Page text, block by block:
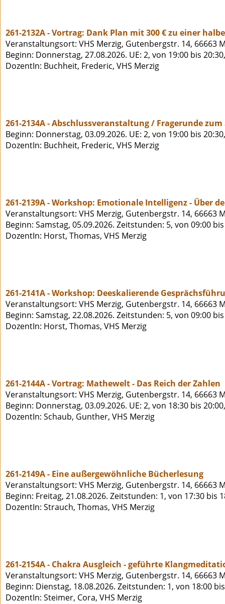
261-2132A - Vortrag: Dank Plan mit 300 € zu einer
Veranstaltungsort: VHS Merzig, Gutenbergstr. 14, 66663
Beginn: Donnerstag, 27.08.2026. UE: 2, von 19:00 bis
DozentIn: Buchheit, Frederic, VHS Merzig
261-2134A - Abschlussveranstaltung / Fragerunde
Beginn: Donnerstag, 03.09.2026. UE: 2, von 19:00 bis
DozentIn: Buchheit, Frederic, VHS Merzig
261-2139A - Workshop: Emotionale Intelligenz - Über
Veranstaltungsort: VHS Merzig, Gutenbergstr. 14, 66663
Beginn: Samstag, 05.09.2026. Zeitstunden: 5, von 09:00
DozentIn: Horst, Thomas, VHS Merzig
261-2141A - Workshop: Deeskalierende
Veranstaltungsort: VHS Merzig, Gutenbergstr. 14, 66663
Beginn: Samstag, 22.08.2026. Zeitstunden: 5, von 09:00
DozentIn: Horst, Thomas, VHS Merzig
261-2144A - Vortrag: Mathewelt - Das Reich der Zahlen
Veranstaltungsort: VHS Merzig, Gutenbergstr. 14, 66663
Beginn: Donnerstag, 03.09.2026. UE: 2, von 18:30 bis
DozentIn: Schaub, Gunther, VHS Merzig
261-2149A - Eine außergewöhnliche Bücherlesung
Veranstaltungsort: VHS Merzig, Gutenbergstr. 14, 66663
Beginn: Freitag, 21.08.2026. Zeitstunden: 1, von 17:30 bis
DozentIn: Strauch, Thomas, VHS Merzig
261-2154A - Chakra Ausgleich - geführte
Veranstaltungsort: VHS Merzig, Gutenbergstr. 14, 66663
Beginn: Dienstag, 18.08.2026. Zeitstunden: 1, von 18:00
DozentIn: Steimer, Cora, VHS Merzig